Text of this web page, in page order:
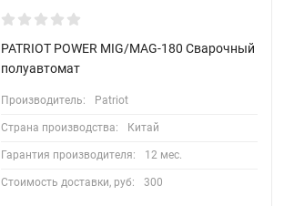
PATRIOT POWER MIG/MAG-180 Сварочный
полуавтомат
Производитель: Patriot
Страна производства: Китай
Гарантия производителя: 12 мес.
Стоимость доставки, руб: 300